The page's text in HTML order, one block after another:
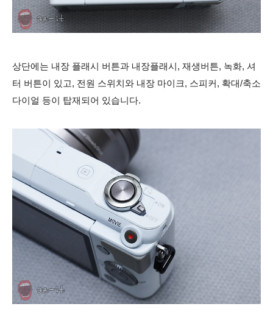
상단에는 내장 플래시 버튼과 내장플래시, 재생버튼, 녹화, 셔
터 버튼이 있고, 전원 스위치와 내장 마이크, 스피커, 확대/축소
다이얼 등이 탑재되어 있습니다.